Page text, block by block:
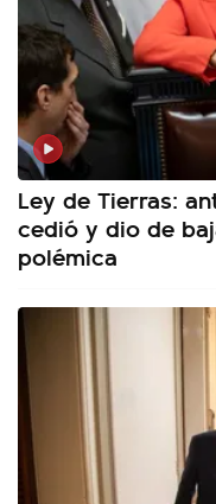
Ley de Tierras:
cedió y dio de
polémica